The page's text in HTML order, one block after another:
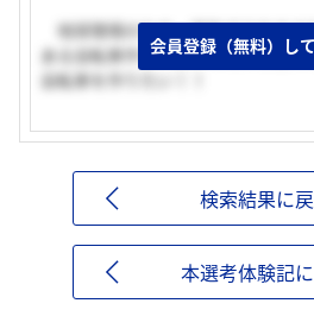
地球環境のため、排気ガスを出さ
ある自転車作りに携わりたいと思
自転車を作りたい！！
会員登録（無料）し
検索結果に
本選考体験記